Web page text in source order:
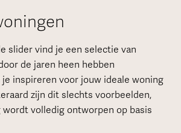
slider vind je een selectie van
de jaren heen hebben
je inspireren voor jouw ideale woning
zijn dit slechts voorbeelden,
volledig ontworpen op basis